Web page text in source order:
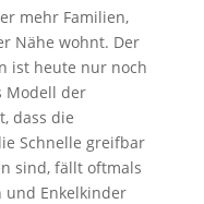
mehr Familien,
Nähe wohnt. Der
ist heute nur noch
Modell der
dass die
Schnelle greifbar
sind, fällt oftmals
Enkelkinder